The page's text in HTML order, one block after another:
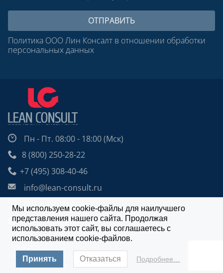
Политика ООО Лин Консалт в отношении обработки
персональных данных
Пн - Пт. 08:00 - 18:00 (Мск)
8 (800) 250-28-22
+7 (495) 308-40-46
info@lean-consult.ru
Чат в Telegram
Design: Alexei Utkin
Copyright © 2009 - 2026 | Lean Consult.
Все права защищены.
Мы используем cookie-файлы для наилучшего
представления нашего сайта. Продолжая
использовать этот сайт, вы соглашаетесь с
использованием cookie-файлов.
Принять Отказаться Подробнее…